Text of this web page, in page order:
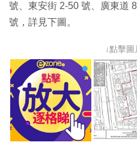
號、東安街 2-50 號、廣東道
號，詳見下圖。
↓點擊圖